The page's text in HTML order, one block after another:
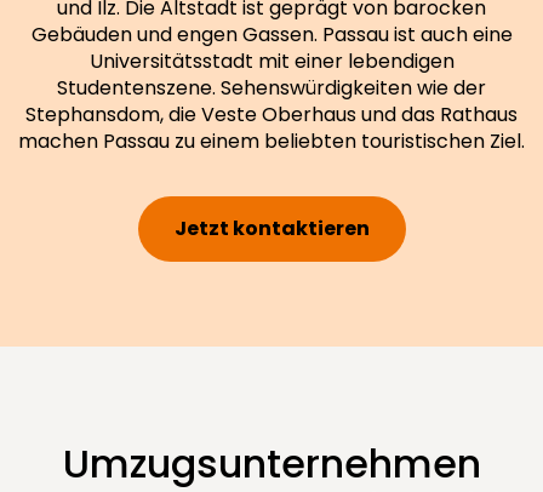
und Ilz. Die Altstadt ist geprägt von barocken
Gebäuden und engen Gassen. Passau ist auch eine
Universitätsstadt mit einer lebendigen
Studentenszene. Sehenswürdigkeiten wie der
Stephansdom, die Veste Oberhaus und das Rathaus
machen Passau zu einem beliebten touristischen Ziel.
Jetzt kontaktieren
Umzugsunternehmen